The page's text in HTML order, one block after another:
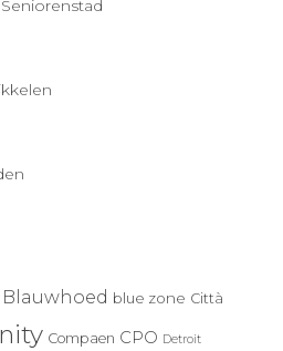
Blauwhoed blue zone Città
Compaen CPO Detroit